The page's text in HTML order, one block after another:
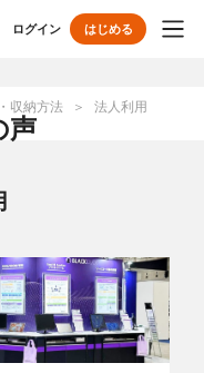
ログイン はじめる
ニング
リーニング
収納方法 法人利用
声